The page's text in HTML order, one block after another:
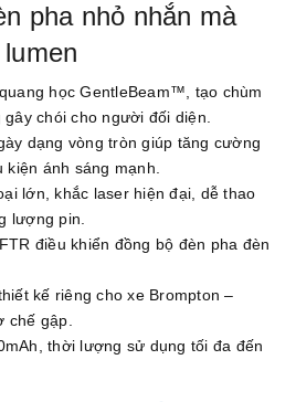
pha nhỏ nhắn mà
học GentleBeam™, tạo chùm
chói cho người đối diện.
dạng vòng tròn giúp tăng cường
kiện ánh sáng mạnh.
lớn, khắc laser hiện đại, dễ thao
lượng pin.
điều khiển đồng bộ đèn pha đèn
kế riêng cho xe Brompton –
chế gập.
thời lượng sử dụng tối đa đến